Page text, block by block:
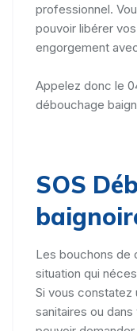
professionnel.
pouvoir libérer
engorgement
Appelez donc le
débouchage
SOS
Les bouchons de
situation qui
Si vous constatez
sanitaires ou